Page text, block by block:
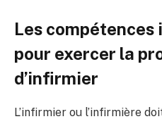
Les compétences
pour exercer la
d’infirmier
L’infirmier ou l’infirmière